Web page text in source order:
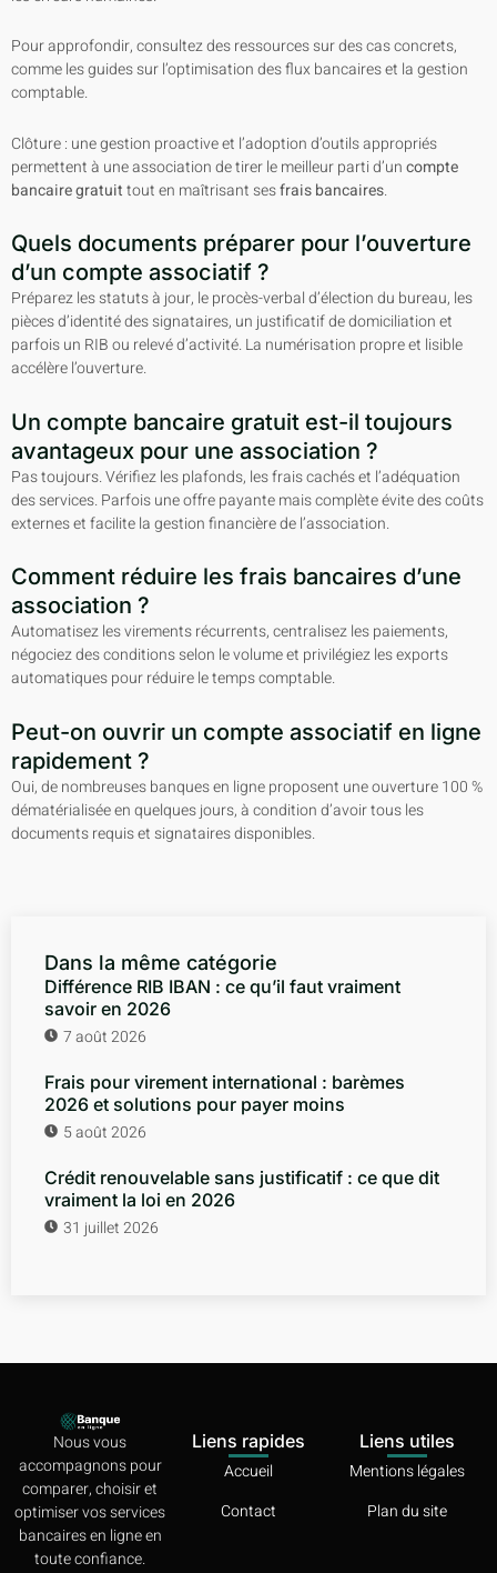
Pour approfondir, consultez des ressources sur des cas concrets,
comme les guides sur l’optimisation des flux bancaires et la gestion
comptable.
Clôture : une gestion proactive et l’adoption d’outils appropriés
permettent à une association de tirer le meilleur parti d’uncompte
bancaire gratuittout en maîtrisant sesfrais bancaires.
Quels documents préparer pour l’ouverture
d’un compte associatif ?
Préparez les statuts à jour, le procès-verbal d’élection du bureau, les
pièces d’identité des signataires, un justificatif de domiciliation et
parfois un RIB ou relevé d’activité. La numérisation propre et lisible
accélère l’ouverture.
Un compte bancaire gratuit est-il toujours
avantageux pour une association ?
Pas toujours. Vérifiez les plafonds, les frais cachés et l’adéquation
des services. Parfois une offre payante mais complète évite des coûts
externes et facilite la gestion financière de l’association.
Comment réduire les frais bancaires d’une
association ?
Automatisez les virements récurrents, centralisez les paiements,
négociez des conditions selon le volume et privilégiez les exports
automatiques pour réduire le temps comptable.
Peut-on ouvrir un compte associatif en ligne
rapidement ?
Oui, de nombreuses banques en ligne proposent une ouverture 100 %
dématérialisée en quelques jours, à condition d’avoir tous les
documents requis et signataires disponibles.
Dans la même catégorie
Différence RIB IBAN : ce qu’il faut vraiment
savoir en 2026
7 août 2026
Frais pour virement international : barèmes
2026 et solutions pour payer moins
5 août 2026
Crédit renouvelable sans justificatif : ce que dit
vraiment la loi en 2026
31 juillet 2026
Nous vous
accompagnons pour
comparer, choisir et
optimiser vos services
bancaires en ligne en
toute confiance.
Liens rapides
Accueil
Contact
Liens utiles
Mentions légales
Plan du site